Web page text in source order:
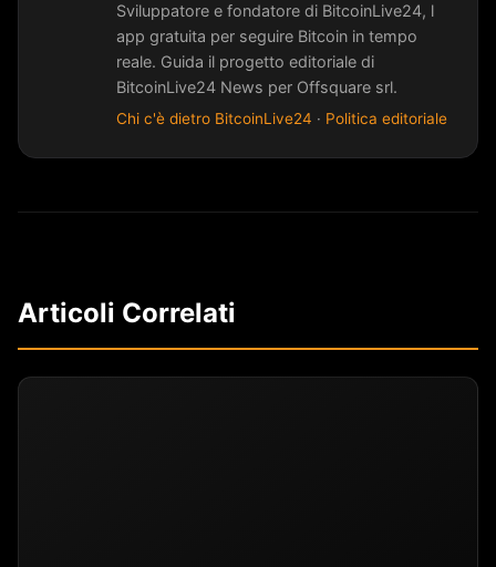
Sviluppatore e fondatore di BitcoinLive24, l
app gratuita per seguire Bitcoin in tempo
reale. Guida il progetto editoriale di
BitcoinLive24 News per Offsquare srl.
Chi c'è dietro BitcoinLive24 · Politica editoriale
Articoli Correlati